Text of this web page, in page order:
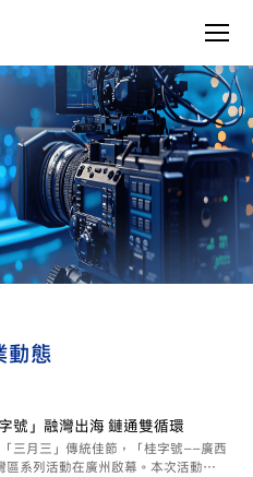
動態
號」融灣出海 鏈通雙循環
三月三」傳統佳節，「桂字號——廣西
區系列活動在廣州啟幕。本次活動由